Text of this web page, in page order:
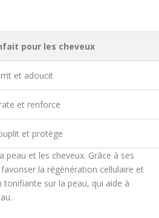
pour les cheveux
et adoucit
et renforce
et protège
peau et les cheveux. Grâce à ses
la régénération cellulaire et
tonifiante sur la peau, qui aide à